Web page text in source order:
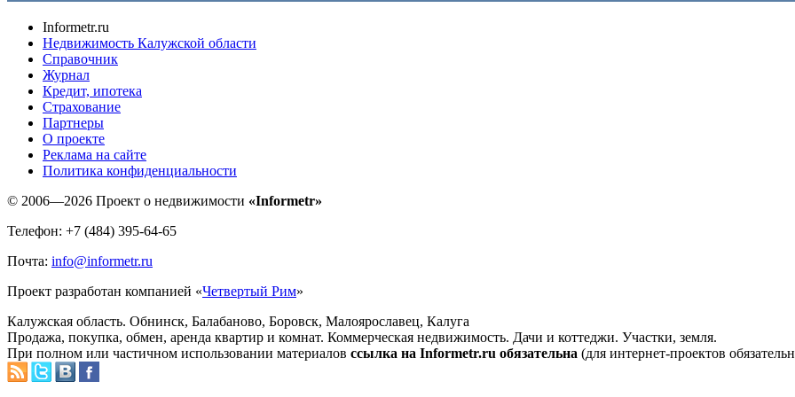
Informetr.ru
Недвижимость Калужской области
Справочник
Журнал
Кредит, ипотека
Страхование
Партнеры
O проекте
Реклама на сайте
Политика конфиденциальности
© 2006—2026 Проект о недвижимости «Informetr»
Телефон: +7 (484) 395-64-65
Почта: info@informetr.ru
Проект разработан компанией «Четвертый Рим»
Калужская область. Обнинск, Балабаново, Боровск, Малоярославец, Калуга
Продажа, покупка, обмен, аренда квартир и комнат. Коммерческая недвижимость. Дачи и коттеджи. Участки, земля.
При полном или частичном использовании материалов ссылка на Informetr.ru обязательна (для интернет-проектов